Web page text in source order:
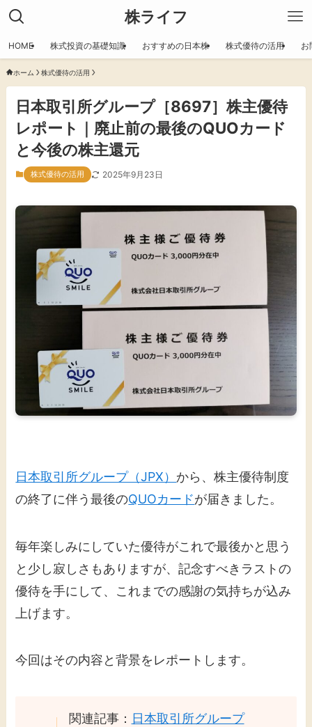
株ライフ
HOME 株式投資の基礎知識 おすすめの日本株 株式優待の活用 お
ホーム 株式優待の活用
日本取引所グループ［8697］株主優待
レポート｜廃止前の最後のQUOカード
と今後の株主還元
株式優待の活用 2025年9月23日
日本取引所グループ（JPX） から、株主優待制度
の終了に伴う最後のQUOカードが届きました。
毎年楽しみにしていた優待がこれで最後かと思う
と少し寂しさもありますが、記念すべきラストの
優待を手にして、これまでの感謝の気持ちが込み
上げます。
今回はその内容と背景をレポートします。
関連記事： 日本取引所グループ